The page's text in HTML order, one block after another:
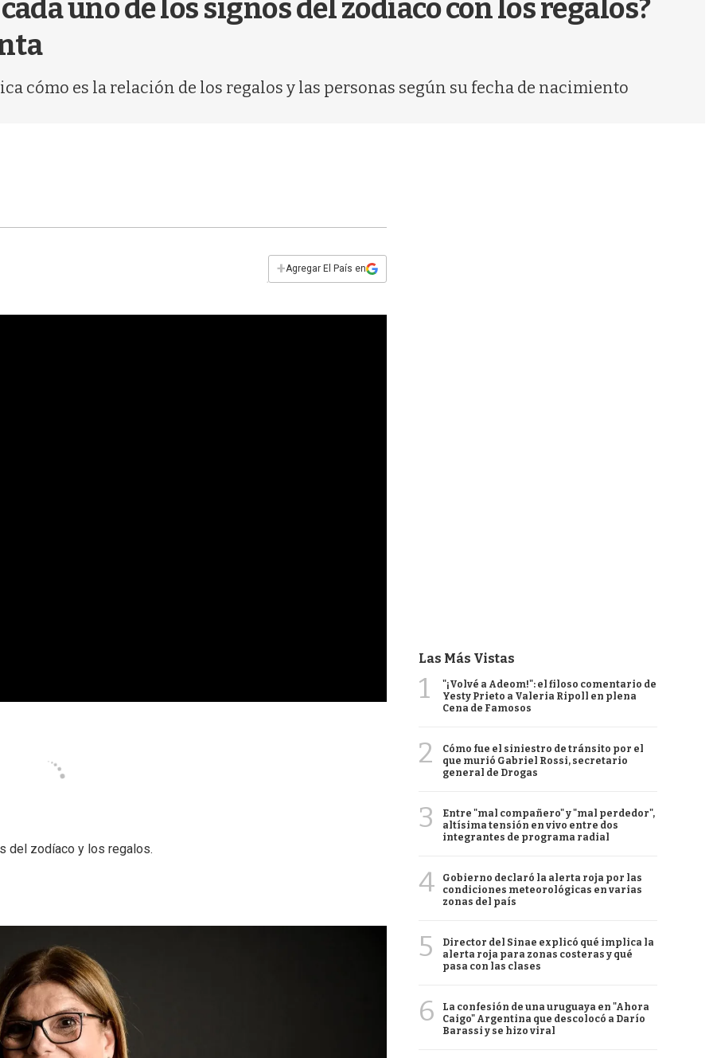
uno de los signos del zodíaco con los regalos?
cómo es la relación de los regalos y las personas según su fecha de nacimiento
+Agregar El País en
del zodíaco y los regalos.
Las Más Vistas
1
"¡Volvé a Adeom!": el filoso comentario de
Yesty Prieto a Valeria Ripoll en plena
Cena de Famosos
2
Cómo fue el siniestro de tránsito por el
que murió Gabriel Rossi, secretario
general de Drogas
3
Entre "mal compañero" y "mal perdedor",
altísima tensión en vivo entre dos
integrantes de programa radial
4
Gobierno declaró la alerta roja por las
condiciones meteorológicas en varias
zonas del país
5
Director del Sinae explicó qué implica la
alerta roja para zonas costeras y qué
pasa con las clases
6
La confesión de una uruguaya en "Ahora
Caigo" Argentina que descolocó a Darío
Barassi y se hizo viral